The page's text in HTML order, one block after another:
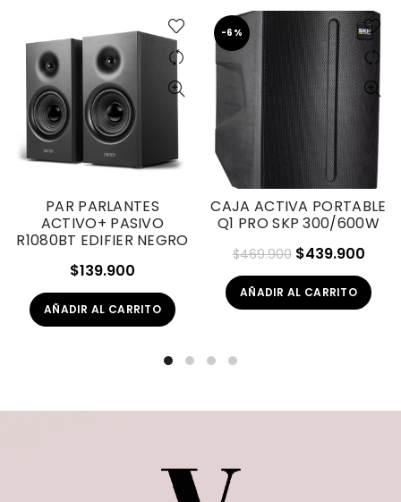
PAR PARLANTES
ACTIVO+ PASIVO
R1080BT EDIFIER NEGRO
$139.900
AÑADIR AL CARRITO
-6%
CAJA ACTIVA PORTABLE
Q1 PRO SKP 300/600W
$469.900 El
precio
original
$439.900El
AÑADIR AL CARRITO